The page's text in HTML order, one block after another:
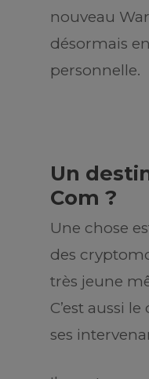
nouveau
désormais
personnelle.
Un
Com ?
Une chose
des
très jeune
C’est aussi
ses